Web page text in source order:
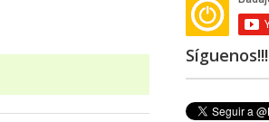
Síguenos!!!